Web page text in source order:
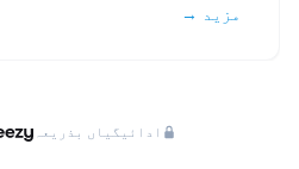
مزید →
ادائیگیاں بذریعہ